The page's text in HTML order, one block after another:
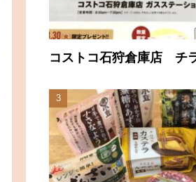
コストコ石狩倉庫店 チ